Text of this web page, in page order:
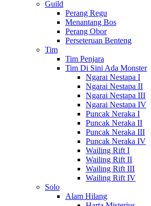
Guild
Perang Regu
Menantang Bos
Perang Obor
Perseteruan Benteng
Tim
Tim Penjara
Tim Di Sini Ada Monster
Ngarai Nestapa I
Ngarai Nestapa II
Ngarai Nestapa III
Ngarai Nestapa IV
Puncak Neraka I
Puncak Neraka II
Puncak Neraka III
Puncak Neraka IV
Wailing Rift I
Wailing Rift II
Wailing Rift III
Wailing Rift IV
Solo
Alam Hilang